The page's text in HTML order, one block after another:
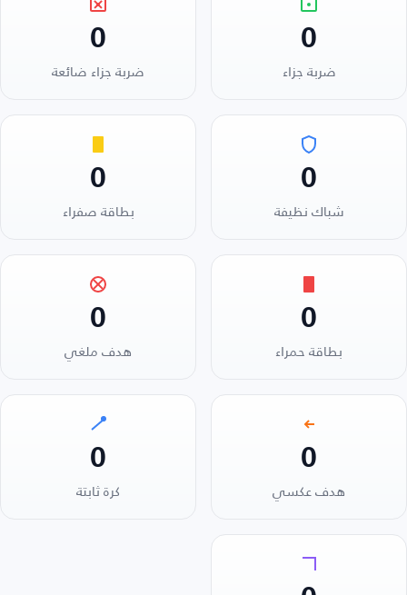
0
ضربة جزاء
0
ضربة جزاء ضائعة
0
شباك نظيفة
0
بطاقة صفراء
0
بطاقة حمراء
0
هدف ملغي
0
هدف عكسي
0
كرة ثابتة